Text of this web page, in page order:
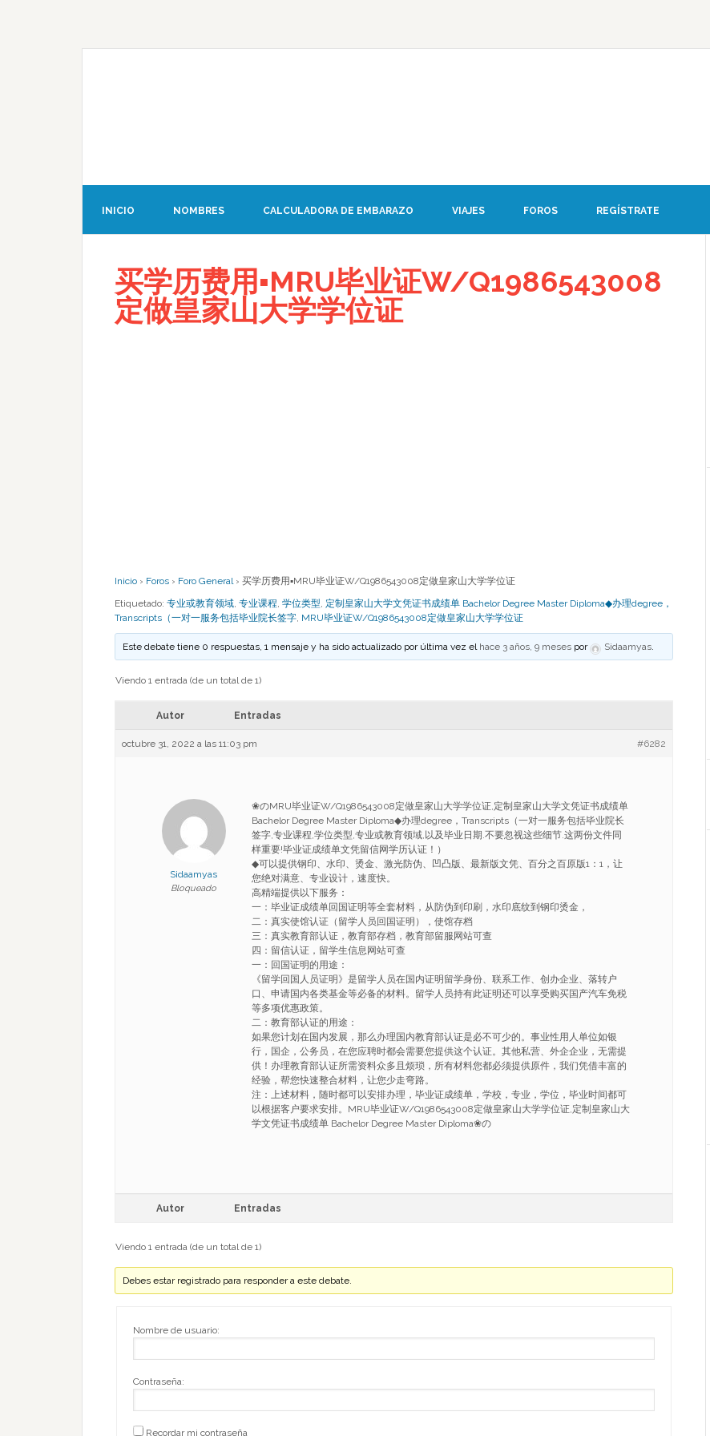
INICIO NOMBRES CALCULADORA DE EMBARAZO VIAJES FOROS REGÍSTRATE
买学历费用▪MRU毕业证W/Q1986543008
定做皇家山大学学位证
Inicio › Foros › Foro General › 买学历费用▪MRU毕业证W/Q1986543008定做皇家山大学学位证
Etiquetado: 专业或教育领域, 专业课程, 学位类型, 定制皇家山大学文凭证书成绩单 Bachelor Degree Master Diploma◆办理degree，
Transcripts（一对一服务包括毕业院长签字, MRU毕业证W/Q1986543008定做皇家山大学学位证
Este debate tiene 0 respuestas, 1 mensaje y ha sido actualizado por última vez el hace 3 años, 9 meses por Sidaamyas.
Viendo 1 entrada (de un total de 1)
Autor Entradas
octubre 31, 2022 a las 11:03 pm #6282
Sidaamyas
Bloqueado
❀のMRU毕业证W/Q1986543008定做皇家山大学学位证,定制皇家山大学文凭证书成绩单
Bachelor Degree Master Diploma◆办理degree，Transcripts（一对一服务包括毕业院长
签字,专业课程,学位类型,专业或教育领域,以及毕业日期.不要忽视这些细节.这两份文件同
样重要!毕业证成绩单文凭留信网学历认证！）
◆可以提供钢印、水印、烫金、激光防伪、凹凸版、最新版文凭、百分之百原版1：1，让
您绝对满意、专业设计，速度快。
高精端提供以下服务：
一：毕业证成绩单回国证明等全套材料，从防伪到印刷，水印底纹到钢印烫金，
二：真实使馆认证（留学人员回国证明），使馆存档
三：真实教育部认证，教育部存档，教育部留服网站可查
四：留信认证，留学生信息网站可查
一：回国证明的用途：
《留学回国人员证明》是留学人员在国内证明留学身份、联系工作、创办企业、落转户
口、申请国内各类基金等必备的材料。留学人员持有此证明还可以享受购买国产汽车免税
等多项优惠政策。
二：教育部认证的用途：
如果您计划在国内发展，那么办理国内教育部认证是必不可少的。事业性用人单位如银
行，国企，公务员，在您应聘时都会需要您提供这个认证。其他私营、外企企业，无需提
供！办理教育部认证所需资料众多且烦琐，所有材料您都必须提供原件，我们凭借丰富的
经验，帮您快速整合材料，让您少走弯路。
注：上述材料，随时都可以安排办理，毕业证成绩单，学校，专业，学位，毕业时间都可
以根据客户要求安排。MRU毕业证W/Q1986543008定做皇家山大学学位证,定制皇家山大
学文凭证书成绩单 Bachelor Degree Master Diploma❀の
Autor Entradas
Viendo 1 entrada (de un total de 1)
Debes estar registrado para responder a este debate.
Nombre de usuario:
Contraseña:
Recordar mi contraseña